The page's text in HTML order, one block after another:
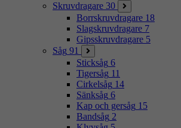
Skruvdragare 30
Borrskruvdragare 18
Slagskruvdragare 7
Gipsskruvdragare 5
Såg 91
Sticksåg 6
Tigersåg 11
Cirkelsåg 14
Sänksåg 6
Kap och gersåg 15
Bandsåg 2